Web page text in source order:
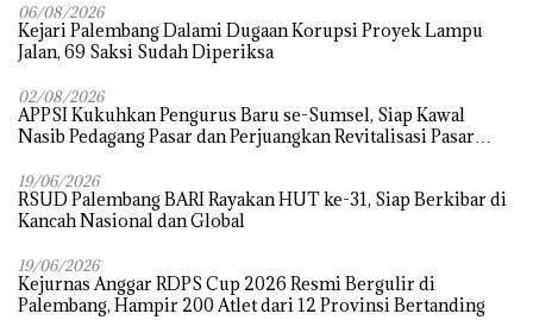
06/08/2026
Kejari Palembang Dalami Dugaan Korupsi Proyek Lampu
Jalan, 69 Saksi Sudah Diperiksa
02/08/2026
APPSI Kukuhkan Pengurus Baru se-Sumsel, Siap Kawal
Nasib Pedagang Pasar dan Perjuangkan Revitalisasi Pasar
19/06/2026
RSUD Palembang BARI Rayakan HUT ke-31, Siap Berkibar di
Kancah Nasional dan Global
19/06/2026
Kejurnas Anggar RDPS Cup 2026 Resmi Bergulir di
Palembang, Hampir 200 Atlet dari 12 Provinsi Bertanding